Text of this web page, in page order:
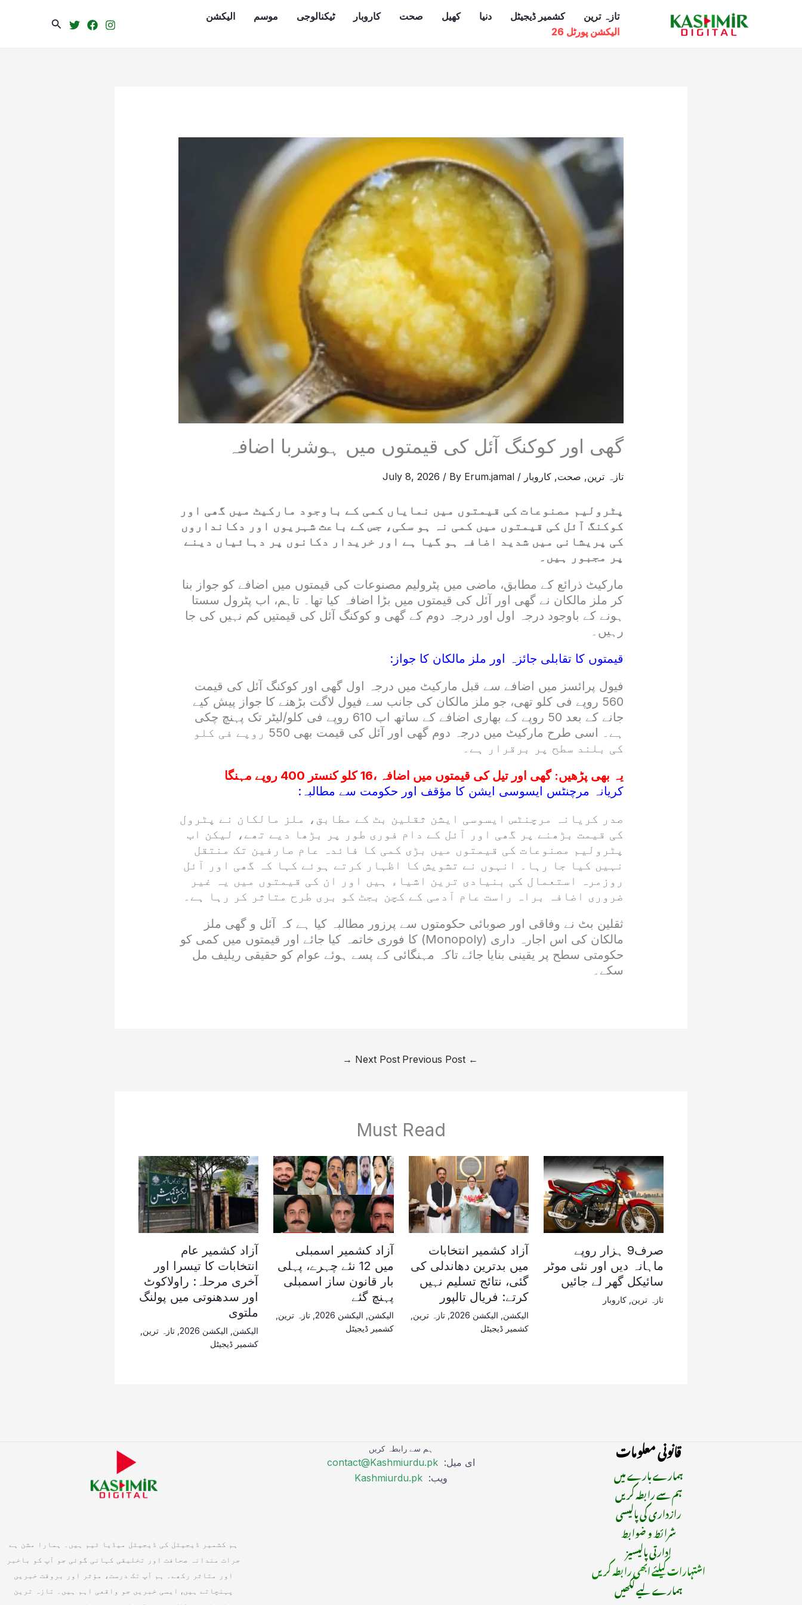
تازہ ترین کشمیر ڈیجیٹل دنیا کھیل صحت کاروبار ٹیکنالوجی موسم
الیکشن
الیکشن پورٹل 26
Search
گھی اور کوکنگ آئل کی قیمتوں میں ہوشربا اضافہ
تازہ ترین, صحت, کاروبار /
July 8, 2026 / By Erum.jamal
پٹرولیم مصنوعات کی قیمتوں میں نمایاں کمی کے باوجود مارکیٹ میں گھی اور
کوکنگ آئل کی قیمتوں میں کمی نہ ہو سکی، جس کے باعث شہریوں اور دکانداروں
کی پریشانی میں شدید اضافہ ہو گیا ہے اور خریدار دکانوں پر دہائیاں دینے
پر مجبور ہیں۔
مارکیٹ ذرائع کے مطابق، ماضی میں پٹرولیم مصنوعات کی قیمتوں میں اضافے کو جواز بنا
کر ملز مالکان نے گھی اور آئل کی قیمتوں میں بڑا اضافہ کیا تھا۔ تاہم، اب پٹرول سستا
ہونے کے باوجود درجہ اول اور درجہ دوم کے گھی و کوکنگ آئل کی قیمتیں کم نہیں کی جا
رہیں۔
قیمتوں کا تقابلی جائزہ اور ملز مالکان کا جواز:
فیول پرائسز میں اضافے سے قبل مارکیٹ میں درجہ اول گھی اور کوکنگ آئل کی قیمت
560 روپے فی کلو تھی، جو ملز مالکان کی جانب سے فیول لاگت بڑھنے کا جواز پیش کیے
جانے کے بعد 50 روپے کے بھاری اضافے کے ساتھ اب 610 روپے فی کلو/لیٹر تک پہنچ چکی
ہے۔ اسی طرح مارکیٹ میں درجہ دوم گھی اور آئل کی قیمت بھی 550 روپے فی کلو
کی بلند سطح پر برقرار ہے۔
یہ بھی پڑھیں:گھی اور تیل کی قیمتوں میں اضافہ ،16 کلو کنستر 400 روپے مہنگا
کریانہ مرچنٹس ایسوسی ایشن کا مؤقف اور حکومت سے مطالبہ:
صدر کریانہ مرچنٹس ایسوسی ایشن ثقلین بٹ کے مطابق، ملز مالکان نے پٹرول
کی قیمت بڑھنے پر گھی اور آئل کے دام فوری طور پر بڑھا دیے تھے، لیکن اب
پٹرولیم مصنوعات کی قیمتوں میں بڑی کمی کا فائدہ عام صارفین تک منتقل
نہیں کیا جا رہا۔ انہوں نے تشویش کا اظہار کرتے ہوئے کہا کہ گھی اور آئل
روزمرہ استعمال کی بنیادی ترین اشیاء ہیں اور ان کی قیمتوں میں یہ غیر
ضروری اضافہ براہ راست عام آدمی کے کچن بجٹ کو بری طرح متاثر کر رہا ہے۔
ثقلین بٹ نے وفاقی اور صوبائی حکومتوں سے پرزور مطالبہ کیا ہے کہ آئل و گھی ملز
مالکان کی اس اجارہ داری (Monopoly) کا فوری خاتمہ کیا جائے اور قیمتوں میں کمی کو
حکومتی سطح پر یقینی بنایا جائے تاکہ مہنگائی کے پسے ہوئے عوام کو حقیقی ریلیف مل
سکے۔
←
Next Post
→
Must Read
صرف9 ہزار روپے
ماہانہ دیں اور نئی موٹر
سائیکل گھر لے جائیں
تازہ ترین کاروبار
آزاد کشمیر انتخابات
میں بدترین دھاندلی کی
گئی، نتائج تسلیم نہیں
کرتے: فریال تالپور
الیکشن الیکشن 2026 ,تازہ ترین
کشمیر ڈیجیٹل
آزاد کشمیر اسمبلی
میں 12 نئے چہرے، پہلی
بار قانون ساز اسمبلی
پہنچ گئے
الیکشن الیکشن 2026 ,تازہ ترین
کشمیر ڈیجیٹل
آزاد کشمیر عام
انتخابات کا تیسرا اور
آخری مرحلہ: راولاکوٹ
اور سدھنوتی میں پولنگ
ملتوی
الیکشن الیکشن 2026 , تازہ ترین
کشمیر ڈیجیٹل
قانونی معلومات
ہمارے بارے میں
ہم سے رابطہ کریں
رازداری کی پالیسی
شرائط و ضوابط
ادارتی پالیسیز
اشتہارات کیلئے ابھی رابطہ کریں
ہمارے لیے لکھیں
ہم سے رابطہ کریں
ای میل: contact@Kashmiurdu.pk
ویب: Kashmiurdu.pk
ہم کشمیر ڈیجیٹل کی ڈیجیٹل میڈیا ٹیم ہیں۔ ہمارا مشن ہے
جرات مندانہ صحافت اور تخلیقی کہانی گوئی جو آپ کو باخبر
اور متاثر رکھے۔ ہم آپ تک درست، مؤثر اور بروقت خبریں
پہنچاتے ہیں, ایسی خبریں جو واقعی اہم ہیں۔ تازہ ترین